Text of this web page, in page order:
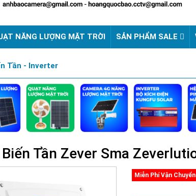
NĂNG LƯỢNG MẶT TRỜI SẢN PHẨM SALE
Tần - Inverter
Tần Zever Sma
Miễn Phí Vận Chuyển